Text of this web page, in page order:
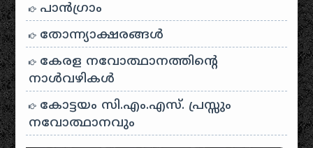
പാന്‍ഗ്രാം
തോന്ന്യാക്ഷരങ്ങള്‍
കേരള നവോത്ഥാനത്തിന്റെ
നാൾവഴികൾ
കോട്ടയം സി.എം.എസ്. പ്രസ്സും
നവോത്ഥാനവും